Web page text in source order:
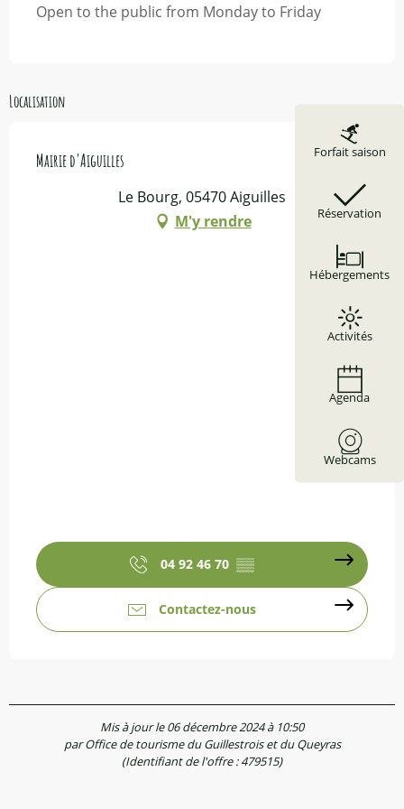
Forfait saison
Réservation
Hébergements
Activités
Agenda
Webcams
Open to the public from Monday to Friday
Localisation
Mairie d'Aiguilles
Le Bourg, 05470 Aiguilles
M'y rendre
04 92 46 70 ▒▒
Contactez-nous
Mis à jour le 06 décembre 2024 à 10:50
par Office de tourisme du Guillestrois et du Queyras
(Identifiant de l'offre :479515)